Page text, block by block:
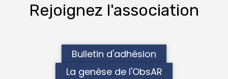
Rejoignez l'association
Bulletin d'adhésion
La genèse de l'ObsAR